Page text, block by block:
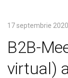
17 septembrie 2020
B2B-
virtual)